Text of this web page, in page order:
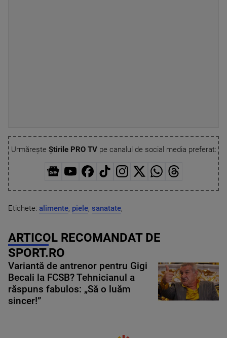
Urmărește Știrile PRO TVpe canalul de social media preferat:
Etichete: alimente, piele, sanatate,
ARTICOL RECOMANDAT DE
SPORT.RO
Variantă de antrenor pentru Gigi
Becali la FCSB? Tehnicianul a
răspuns fabulos: „Să o luăm
sincer!”